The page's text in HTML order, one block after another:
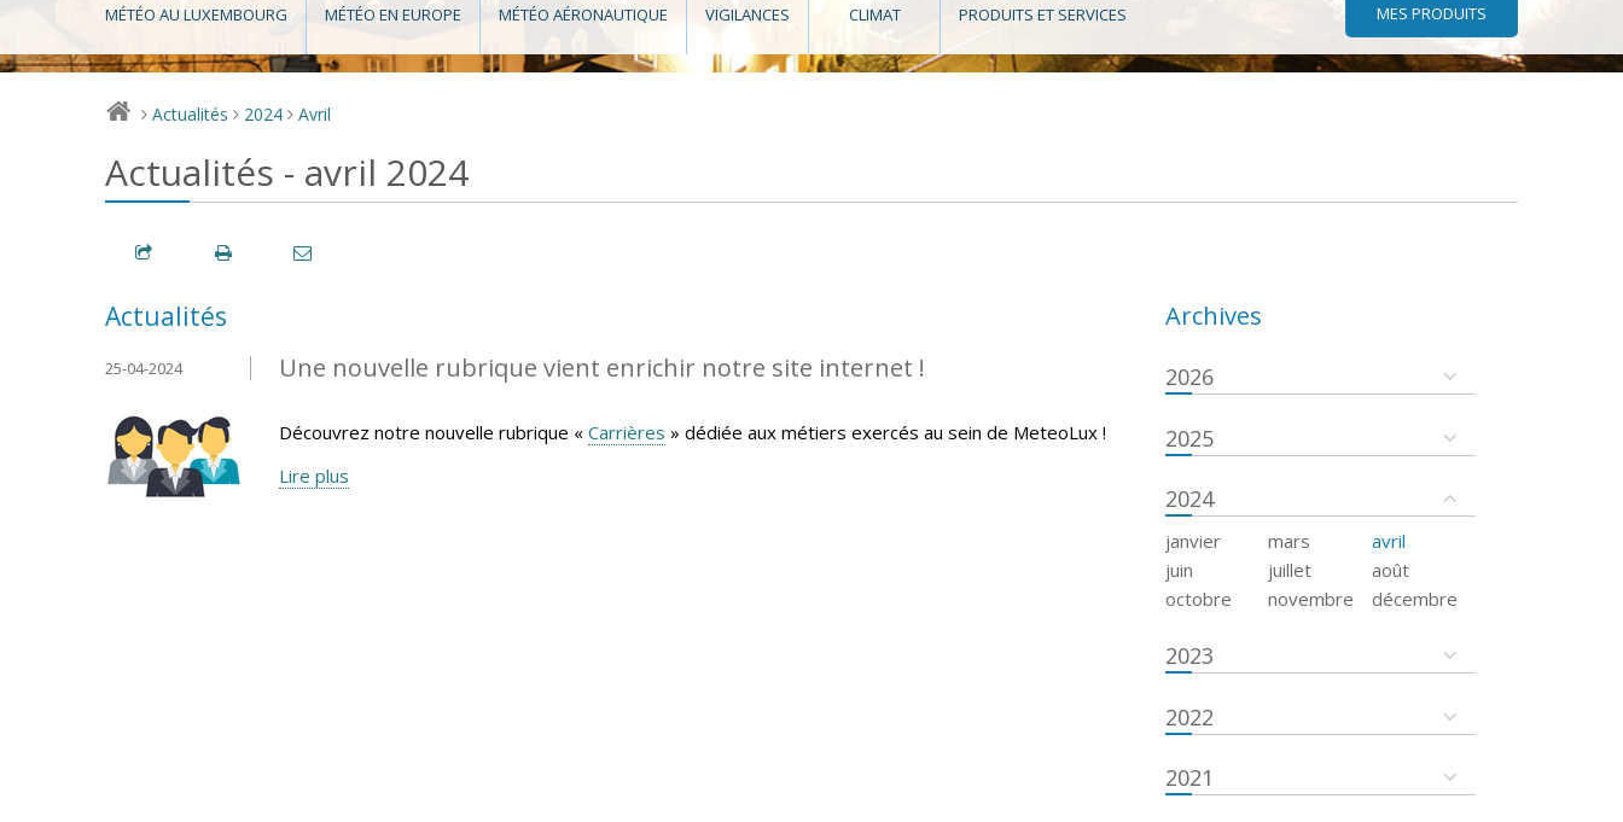
MÉTÉO AU LUXEMBOURG MÉTÉO EN EUROPE MÉTÉO AÉRONAUTIQUE VIGILANCES CLIMAT PRODUITS ET SERVICES MES PRODUITS
> Actualités > 2024 > Avril
Actualités - avril 2024
Actualités
Une nouvelle rubrique vient enrichir notre site internet !
25-04-2024
Découvrez notre nouvelle rubrique « Carrières » dédiée aux métiers exercés au sein de MeteoLux !
Lire plus
Archives
2026
2025
2024
janvier mars
avril
juin
juillet
août
octobre
novembre décembre
2023
2022
2021